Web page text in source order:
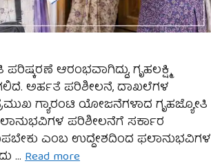
ಪರಿಷ್ಕರಣೆ ಆರಂಭವಾಗಿದ್ದು, ಗೃಹಲಕ್ಷ್ಮಿ
ಅರ್ಹತೆ ಪರಿಶೀಲನೆ, ದಾಖಲೆಗಳ
ಗ್ಯಾರಂಟಿ ಯೋಜನೆಗಳಾದ ಗೃಹಜ್ಯೋತಿ
ಫಲಾನುಭವಿಗಳ ಪರಿಶೀಲನೆಗೆ ಸರ್ಕಾರ
ಎಂಬ ಉದ್ದೇಶದಿಂದ ಫಲಾನುಭವಿಗಳ
… Read more